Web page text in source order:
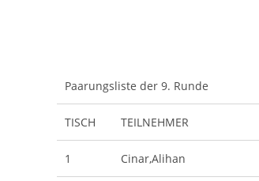
Paarungsliste der 9. Runde
TISCH TEILNEHMER
1 Cinar,Alihan